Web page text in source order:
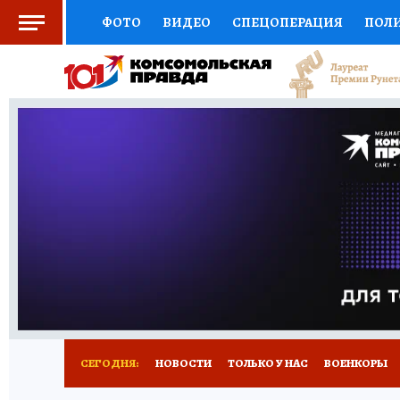
ФОТО ВИДЕО СПЕЦОПЕРАЦИЯ
СОЦПОДДЕРЖКА НАУКА СПОРТ
ВЫБОР ЭКСПЕРТОВ ДОКТОР
ПРОГНОЗЫ НА СПОРТ
НОВОЕ
СЕГОДНЯ: НОВОСТИ ТОЛЬКО У НАС ВОЕНКОРЫ